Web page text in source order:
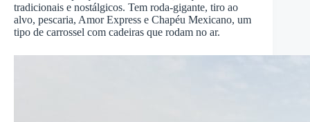
tradicionais e nostálgicos. Tem roda-gigante, tiro ao
alvo, pescaria, Amor Express e Chapéu Mexicano, um
tipo de carrossel com cadeiras que rodam no ar.